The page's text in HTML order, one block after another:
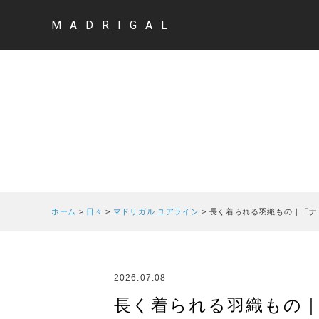
MADRIGAL
ホーム > 日々 > マドリガル ユアライン > 長く着られる羽織もの｜「
2026.07.08
長く着られる羽織もの